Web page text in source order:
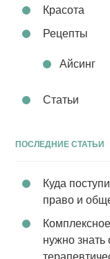
Красота
Рецепты
Айсинг
Статьи
ПОСЛЕДНИЕ СТАТЬИ
Куда
право и
нужно знать